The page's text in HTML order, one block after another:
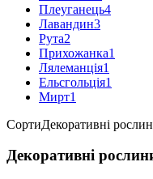
Плеуганець4
Лавандин3
Рута2
Прихожанка1
Лялеманція1
Ельсгольція1
Мирт1
СортиДекоративні
Декоративні